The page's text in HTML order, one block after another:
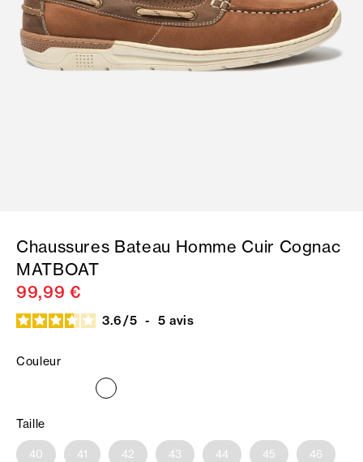
Chaussures Bateau Homme Cuir Cognac
MATBOAT
99,99 €
3.6/5 - 5 avis
Couleur
Taille
40 41 42 43 44 45 46